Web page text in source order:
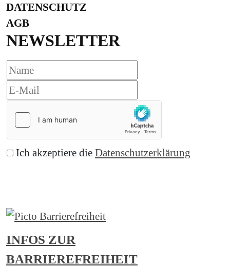
DATENSCHUTZ
AGB
NEWSLETTER
Ich akzeptiere die Datenschutzerklärung
INFOS ZUR
BARRIEREFREIHEIT